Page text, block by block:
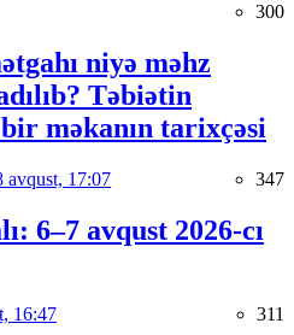
300
niyə məhz
Təbiətin
məkanın tarixçəsi
avqust, 17:07 347
6–7 avqust 2026-cı
16:47 311